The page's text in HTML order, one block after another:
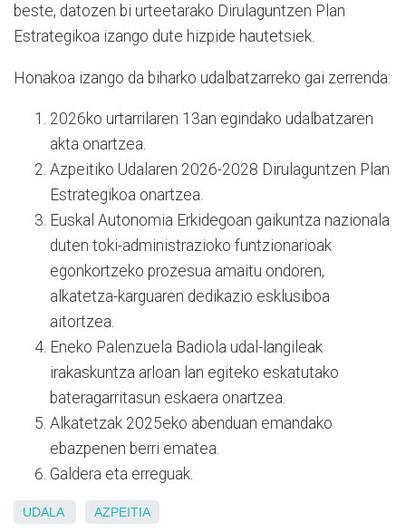
beste, datozen bi urteetarako Dirulaguntzen Plan
Estrategikoa izango dute hizpide hautetsiek.
Honakoa izango da biharko udalbatzarreko gai zerrenda:
2026ko urtarrilaren 13an egindako udalbatzaren
akta onartzea.
Azpeitiko Udalaren 2026-2028 Dirulaguntzen Plan
Estrategikoa onartzea.
Euskal Autonomia Erkidegoan gaikuntza nazionala
duten toki-administrazioko funtzionarioak
egonkortzeko prozesua amaitu ondoren,
alkatetza-karguaren dedikazio esklusiboa
aitortzea.
Eneko Palenzuela Badiola udal-langileak
irakaskuntza arloan lan egiteko eskatutako
bateragarritasun eskaera onartzea.
Alkatetzak 2025eko abenduan emandako
ebazpenen berri ematea.
Galdera eta erreguak.
UDALA AZPEITIA